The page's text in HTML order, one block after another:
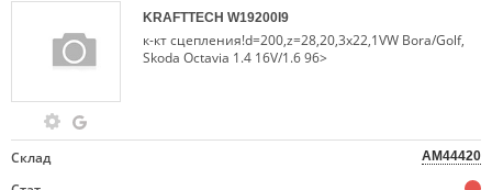
KRAFTTECH W19200I9
к-кт сцепления!d=200,z=28,20,3x22,1VW Bora/Golf,
Skoda Octavia 1.4 16V/1.6 96>
Склад AM44420